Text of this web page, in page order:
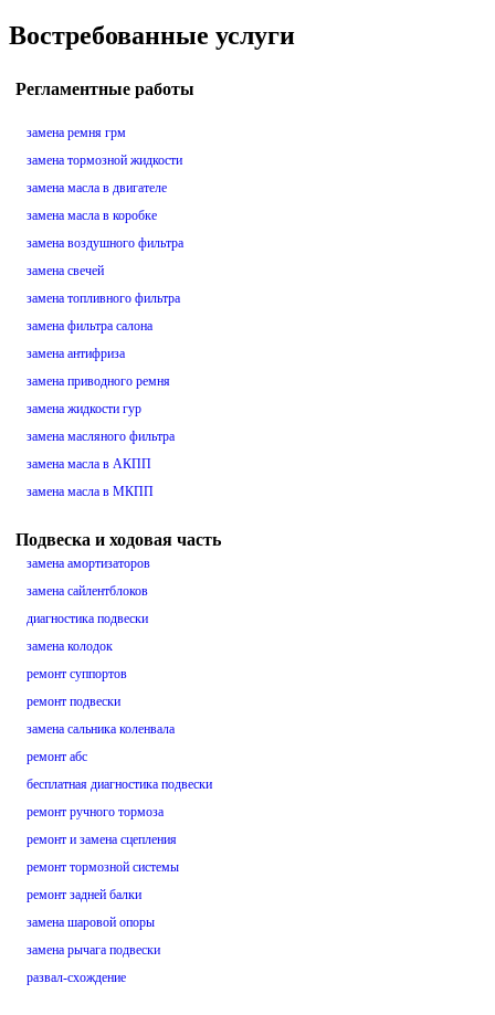
Востребованные услуги
Регламентные работы
замена ремня грм
замена тормозной жидкости
замена масла в двигателе
замена масла в коробке
замена воздушного фильтра
замена свечей
замена топливного фильтра
замена фильтра салона
замена антифриза
замена приводного ремня
замена жидкости гур
замена масляного фильтра
замена масла в АКПП
замена масла в МКПП
Подвеска и ходовая часть
замена амортизаторов
замена сайлентблоков
диагностика подвески
замена колодок
ремонт суппортов
ремонт подвески
замена сальника коленвала
ремонт абс
бесплатная диагностика подвески
ремонт ручного тормоза
ремонт и замена сцепления
ремонт тормозной системы
ремонт задней балки
замена шаровой опоры
замена рычага подвески
развал-схождение